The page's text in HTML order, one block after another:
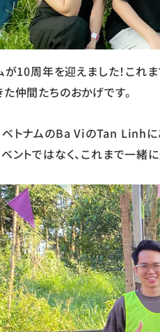
10周年を迎えました！これ
仲間たちのおかげです。
ベトナムのBa ViのTan Linhに
ベントではなく、これまで一